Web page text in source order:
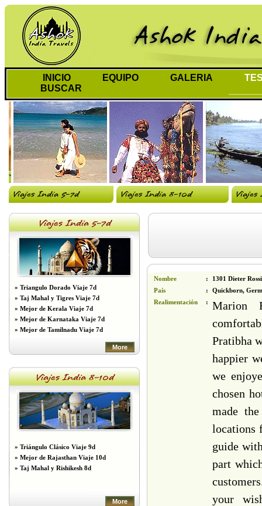
INICIO EQUIPO GALERIA
BUSCAR
Viajes India 5-7d Viajes India 8-10d Viajes
Viajes India 5-7d
» Triangulo Dorado Viaje 7d
» Taj Mahal y Tigres Viaje 7d
» Mejor de Kerala Viaje 7d
» Mejor de Karnataka Viaje 7d
» Mejor de Tamilnadu Viaje 7d
More
Viajes India 8-10d
» Triángulo Clásico Viaje 9d
» Mejor de Rajasthan Viaje 10d
» Taj Mahal y Rishikesh 8d
More
Nombre :
1301 Dieter
País
:
Quickborn,
Realimentación
:
Marion
Pratibha
happier
we
chosen
made
locations
guide
part
your